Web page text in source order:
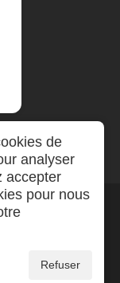
de
analyser
accepter
pour nous
Refuser